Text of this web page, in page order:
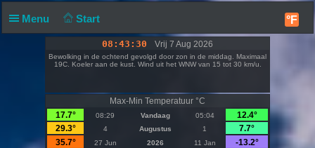
Menu Start °F
08:43:30 Vrij 7 Aug 2026
Bewolking in de ochtend gevolgd door zon in de middag. Maximaal
19C. Koeler aan de kust. Wind uit het WNW van 15 tot 30 km/u.
Max-Min Temperatuur °C
17.7°
08:29 Vandaag 05:04
12.4°
29.3°
4 Augustus 1
7.7°
35.7°
27 Jun 2026 11 Jan
-13.2°